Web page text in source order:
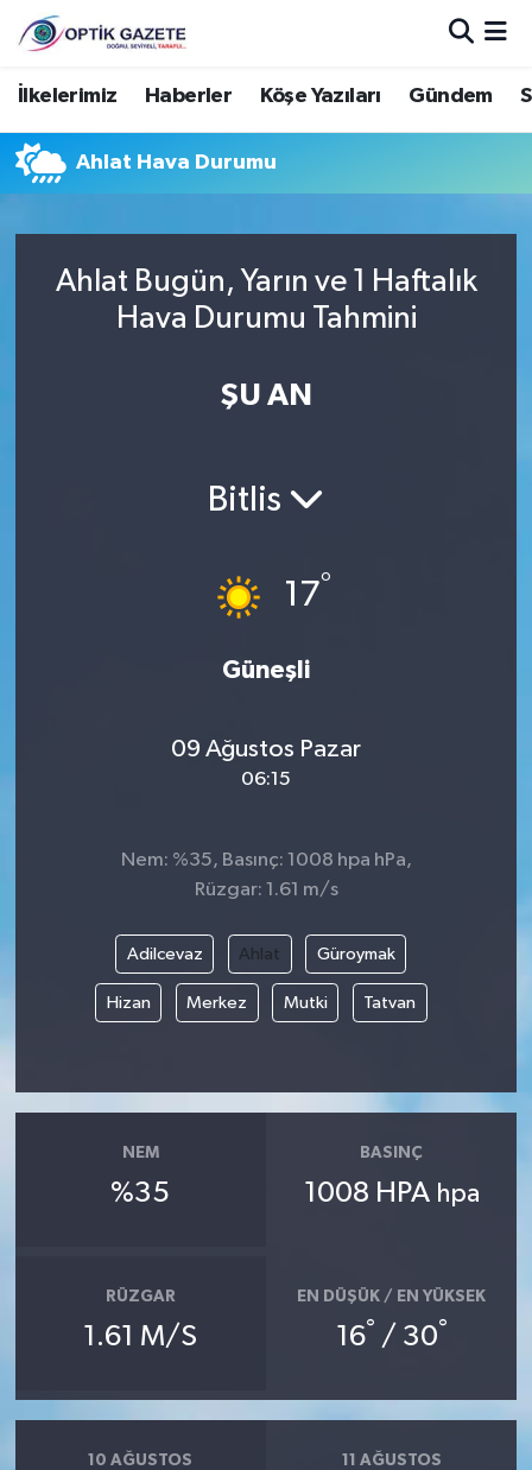
İlkelerimiz Haberler Köşe Yazıları Gündem
Ahlat Hava Durumu
Ahlat Bugün, Yarın ve 1 Haftalık
Hava Durumu Tahmini
ŞU AN
Bitlis
17°
Güneşli
09 Ağustos Pazar
06:15
Nem: %35, Basınç: 1008 hpa hPa,
Rüzgar: 1.61 m/s
Adilcevaz Ahlat Güroymak
Hizan Merkez Mutki Tatvan
NEM
%35
BASINÇ
1008 HPA hpa
RÜZGAR
1.61 M/S
EN DÜŞÜK / EN YÜKSEK
16° / 30°
10 AĞUSTOS 11 AĞUSTOS
Nöbetçi Eczaneler
Hava Durumu
Trafik Durumu
Süper Lig Puan Durumu ve Fikstür